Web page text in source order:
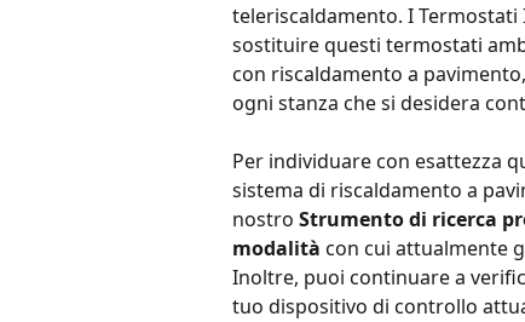
teleriscaldamento. I Termostati
sostituire questi termostati
con riscaldamento a
ogni stanza che si desidera
Per individuare con esattezza
sistema di riscaldamento a
nostro Strumento di ricerca
modalità con cui attualmente
Inoltre, puoi continuare a
tuo dispositivo di controllo